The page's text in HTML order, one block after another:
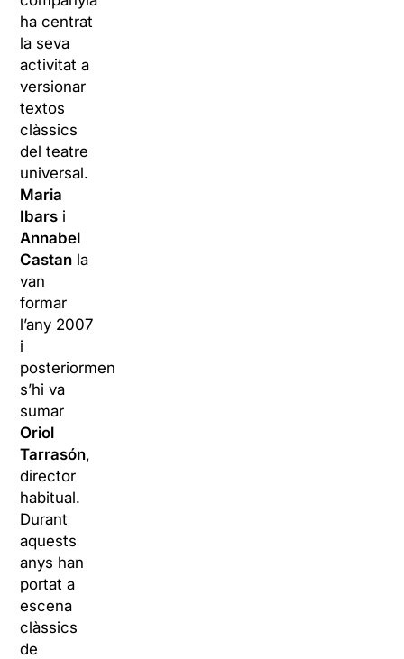
ha centrat
la seva
activitat a
versionar
textos
clàssics
del teatre
universal.
Maria
Ibars i
Annabel
Castan la
van
formar
l’any 2007
i
posteriorment
s’hi va
sumar
Oriol
Tarrasón,
director
habitual.
Durant
aquests
anys han
portat a
escena
clàssics
de